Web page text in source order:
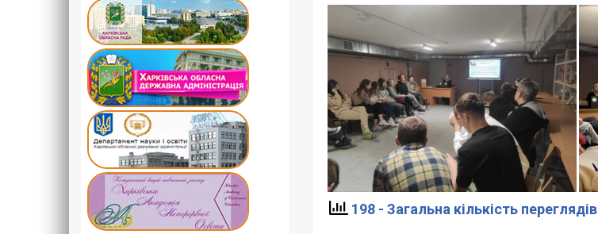
198 - Загальна кількість переглядів